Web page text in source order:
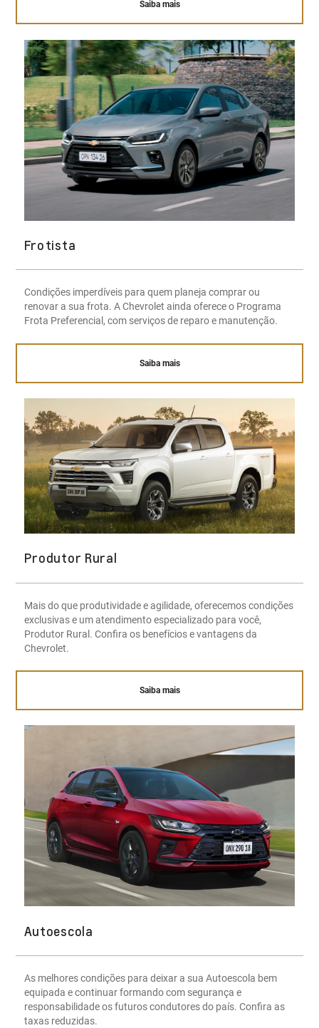
Saiba mais
Frotista
Condições imperdíveis para quem planeja comprar ou
renovar a sua frota. A Chevrolet ainda oferece o Programa
Frota Preferencial, com serviços de reparo e manutenção.
Saiba mais
Produtor Rural
Mais do que produtividade e agilidade, oferecemos condições
exclusivas e um atendimento especializado para você,
Produtor Rural. Confira os benefícios e vantagens da
Chevrolet.
Saiba mais
Autoescola
As melhores condições para deixar a sua Autoescola bem
equipada e continuar formando com segurança e
responsabilidade os futuros condutores do país. Confira as
taxas reduzidas.